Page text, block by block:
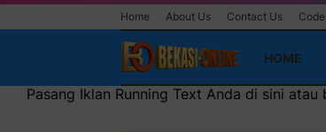
Home About Us Contact Us
HOME
di sini atau bisa juga sebagai iklan